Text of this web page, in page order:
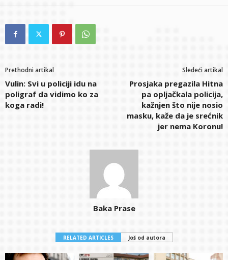
Prethodni artikal
Vulin: Svi u policiji idu na
poligraf da vidimo ko za
koga radi!
Sledeći artikal
Prosjaka pregazila Hitna
pa opljačkala policija,
kažnjen što nije nosio
masku, kaže da je srećnik
jer nema Koronu!
Baka Prase
RELATED ARTICLES Još od autora